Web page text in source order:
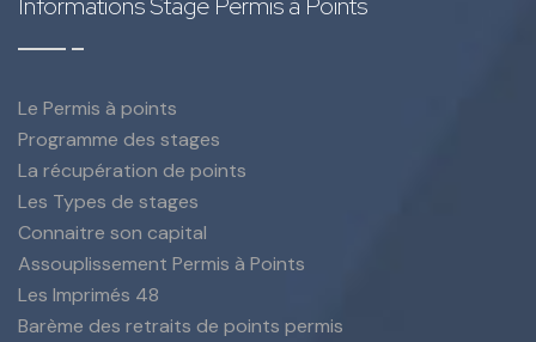
Le Permis à points
Programme des stages
La récupération de points
Les Types de stages
Connaitre son capital
Assouplissement Permis à Points
Les Imprimés 48
Barème des retraits de points permis